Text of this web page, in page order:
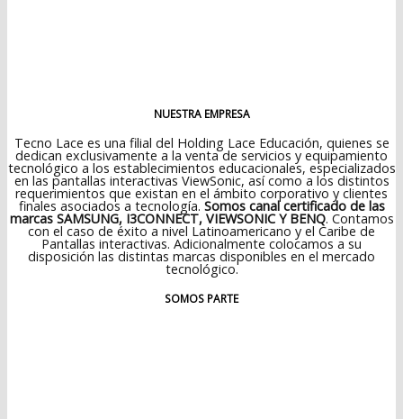
NUESTRA EMPRESA
Tecno Lace es una filial del Holding Lace Educación, quienes se
dedican exclusivamente a la venta de servicios y equipamiento
tecnológico a los establecimientos educacionales, especializados
en las pantallas interactivas ViewSonic, así como a los distintos
requerimientos que existan en el ámbito corporativo y clientes
finales asociados a tecnología. Somos canal certificado de las
marcas SAMSUNG, I3CONNECT, VIEWSONIC Y BENQ. Contamos
con el caso de éxito a nivel Latinoamericano y el Caribe de
Pantallas interactivas. Adicionalmente colocamos a su
disposición las distintas marcas disponibles en el mercado
tecnológico.
SOMOS PARTE